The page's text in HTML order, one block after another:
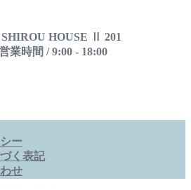
HOUSE Ⅱ 201
業時間 / 9:00 - 18:00
ー
く表記
せ